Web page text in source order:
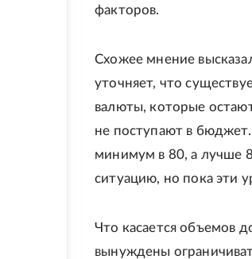
факторов.
Схожее мнение
уточняет, что
валюты, которые
не поступают в
минимум в 80, а лучше
ситуацию, но пока эти
Что касается объемов
вынуждены